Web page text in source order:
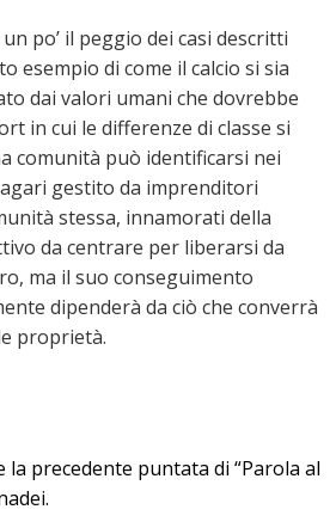
po’ il peggio dei casi descritti
esempio di come il calcio si sia
dai valori umani che dovrebbe
in cui le differenze di classe si
comunità può identificarsi nei
gestito da imprenditori
stessa, innamorati della
da centrare per liberarsi da
ma il suo conseguimento
dipenderà da ciò che converrà
proprietà.
la precedente puntata di “Parola al